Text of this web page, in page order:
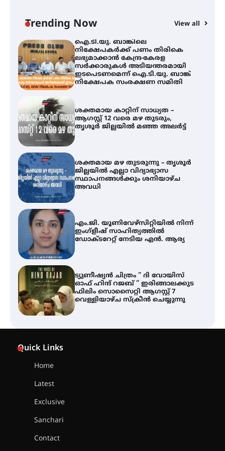
Trending Now View all
സർക്കാരുകൾ അടിയന്തരമായി
ഇടപെടണമെന്ന് ഐ.ടി.യു. ബാങ്ക്
ശക്തമായ കാറ്റിന് സാധ്യത –
ആഗസ്റ്റ് 12 വരെ മഴ തുടരും,
തൃശൂർ ജില്ലയിൽ മഞ്ഞ അലർട്ട്
ശക്തമായ മഴ തുടരുന്നു – തൃശൂർ
ജില്ലയിൽ എല്ലാ വിദ്യാഭ്യാസ
സ്ഥാപനങ്ങൾക്കും ശനിയാഴ്ച
അവധി
എം.ജി. യൂണിവേഴ്‌സിറ്റിയിൽ നിന്ന്
ഇംഗ്ളീഷ് സാഹിത്യത്തിൽ
ഡോക്ടറേറ്റ് നേടിയ എൻ. ആര്യ
ട്യുണീഷ്യൻ ചിത്രം ” ദി വോയിസ്
ഓഫ് ഹിന്ദ് റജബ് ” ഇരിങ്ങാലക്കുട
ഫിലിം സൊസൈറ്റി ആഗസ്റ്റ് 7
വെള്ളിയാഴ്ച സ്‌ക്രീൻ ചെയ്യുന്നു
തിരനോട്ടം ‘അരങ്ങ് 2026’ ഉണർന്നു
Quick Links
Home
Latest
Exclusive
Sanchari
Contact